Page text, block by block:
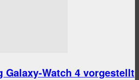
Galaxy-Watch 4 vorgestellt